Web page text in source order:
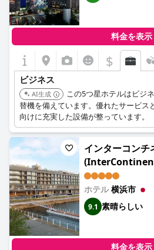
料金を表示
$
ビジネス
AI生成
この5つ星ホテルはビジ
替機を備えています。優れたサービス
向けに充実した設備が整っています。
インターコン
by IHG)
ホテル横浜市
9.1 素晴らしい
料金を表示